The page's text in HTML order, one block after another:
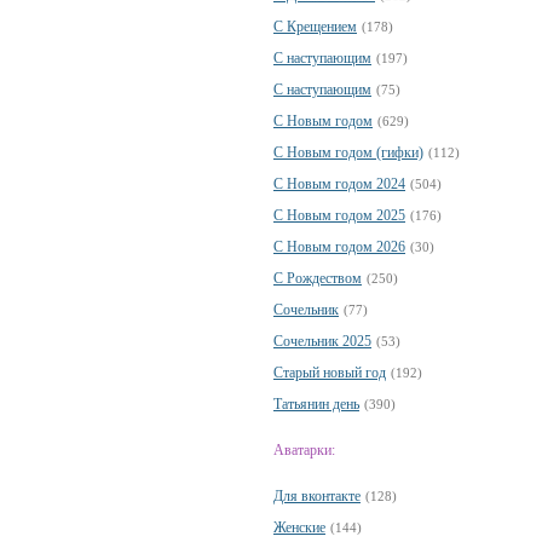
С Крещением (178)
С наступающим (197)
С наступающим (75)
С Новым годом (629)
С Новым годом (гифки) (112)
С Новым годом 2024 (504)
С Новым годом 2025 (176)
С Новым годом 2026 (30)
С Рождеством (250)
Сочельник (77)
Сочельник 2025 (53)
Старый новый год (192)
Татьянин день (390)
Аватарки:
Для вконтакте (128)
Женские (144)